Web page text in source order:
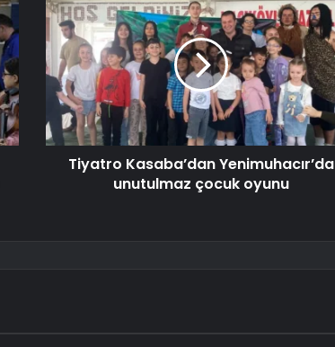
Tiyatro Kasaba’dan Yenimuhacır’da
unutulmaz çocuk oyunu